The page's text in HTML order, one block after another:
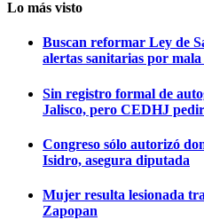
Lo más visto
Buscan reformar Ley de
alertas sanitarias por
Sin registro formal de
Jalisco, pero CEDHJ
Congreso sólo autorizó
Isidro, asegura diputada
Mujer resulta lesionada
Zapopan